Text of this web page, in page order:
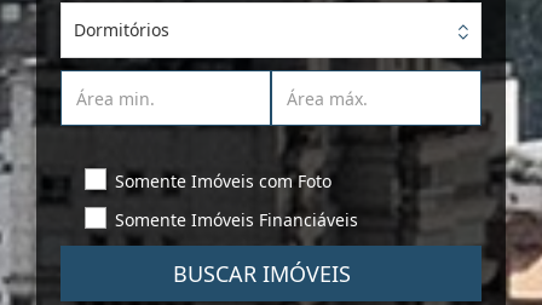
Dormitórios
Somente Imóveis com Foto
Somente Imóveis Financiáveis
BUSCAR IMÓVEIS